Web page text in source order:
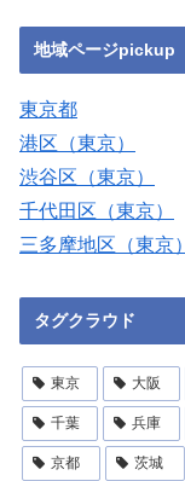
地域ページpickup
東京都
港区（東京）
渋谷区（東京）
千代田区（東京）
三多摩地区（東京）
タグクラウド
東京 大阪
千葉 兵庫
京都 茨城